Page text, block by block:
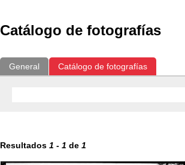
Catálogo de fotografías
General Catálogo de fotografías
Resultados 1 - 1 de 1